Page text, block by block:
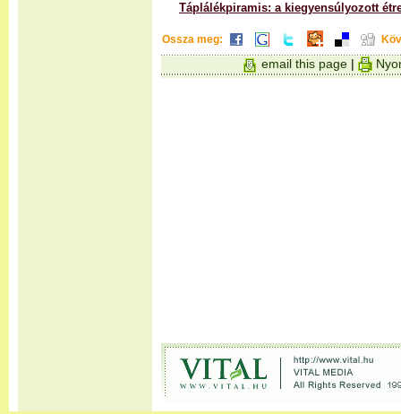
Táplálékpiramis: a kiegyensúlyozott
Ossza meg:
email this page|